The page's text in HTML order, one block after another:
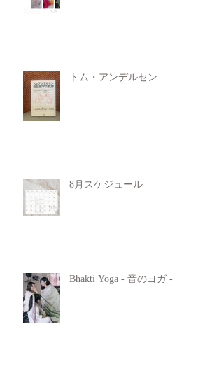
トム・アンデルセン
8月スケジュール
Bhakti Yoga - 音のヨガ -